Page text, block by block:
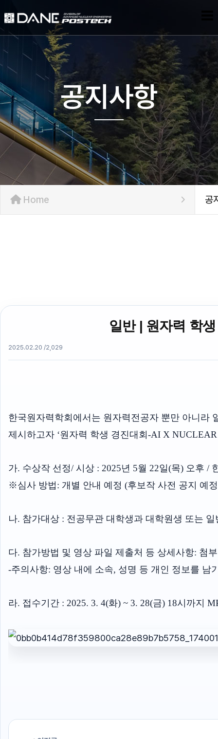
공지사항
Home 공
일반 | 원자력 학
2025.02.20 /2,029
한국원자력학회에서는 원자력전공자 뿐만 아니라
제시하고자 ‘원자력 학생 경진대회-AI X
가. 수상작 선정/ 시상 : 2025년 5월 22일(목) 오후
※심사 방법: 개별 안내 예정 (후보작 사전 공지 예
나. 참가대상 : 전공무관 대학생과 대학원생 또는 일
다. 참가방법 및 영상 파일 제출처 등 상세사항: 첨
-주의사항: 영상 내에 소속, 성명 등 개인 정보를 남
라. 접수기간 : 2025. 3. 4(화) ~ 3. 28(금) 18시까지